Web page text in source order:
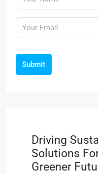
Submit
Driving
Solutions
Greener